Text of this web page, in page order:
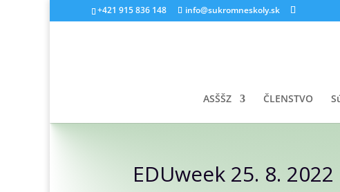
+421 915 836 148 info@sukromneskoly.sk
ASŠŠZ ČLENSTVO
EDUweek 25. 8. 2022